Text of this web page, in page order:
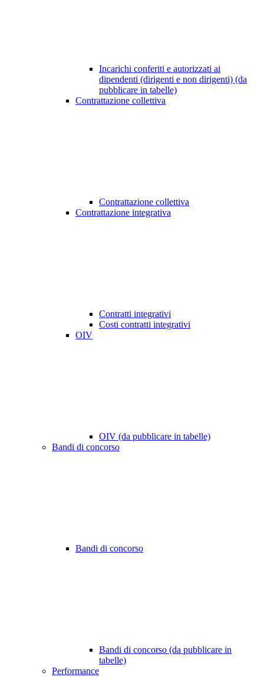
Incarichi conferiti e autorizzati ai
dipendenti (dirigenti e non dirigenti) (da
pubblicare in tabelle)
Contrattazione collettiva
Contrattazione collettiva
Contrattazione integrativa
Contratti integrativi
Costi contratti integrativi
OIV
OIV (da pubblicare in tabelle)
Bandi di concorso
Bandi di concorso
Bandi di concorso (da pubblicare in
tabelle)
Performance